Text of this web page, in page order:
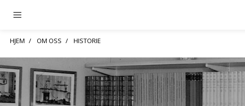
HJEM OM OSS HISTORIE